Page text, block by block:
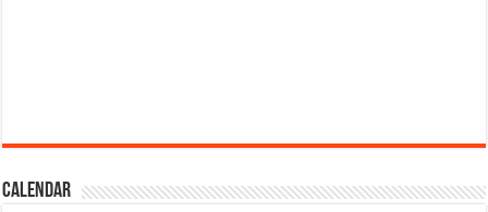
Calendar